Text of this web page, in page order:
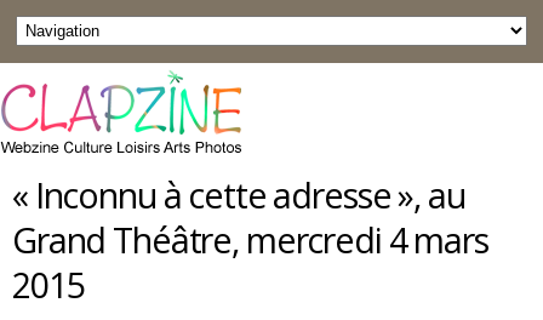
« Inconnu à cette adresse », au
Grand Théâtre, mercredi 4 mars
2015